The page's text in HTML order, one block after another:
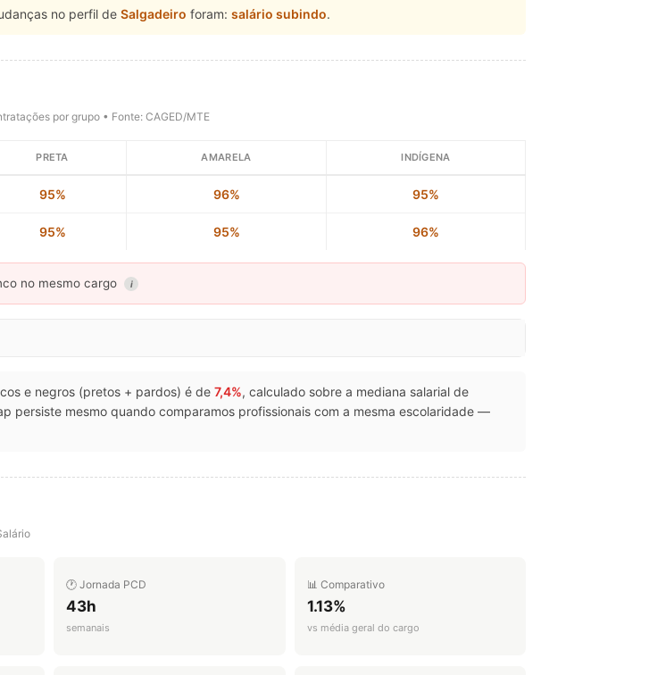
no perfil de Salgadeiro foram: salário subindo.
por grupo • Fonte: CAGED/MTE
PRETA AMARELA INDÍGENA
95% 96% 95%
95% 95% 96%
no mesmo cargo i
e negros (pretos + pardos) é de 7,4%, calculado sobre a mediana salarial de
persiste mesmo quando comparamos profissionais com a mesma escolaridade —
🕐 Jornada PCD
43h
semanais
📊 Comparativo
1.13%
vs média geral do cargo